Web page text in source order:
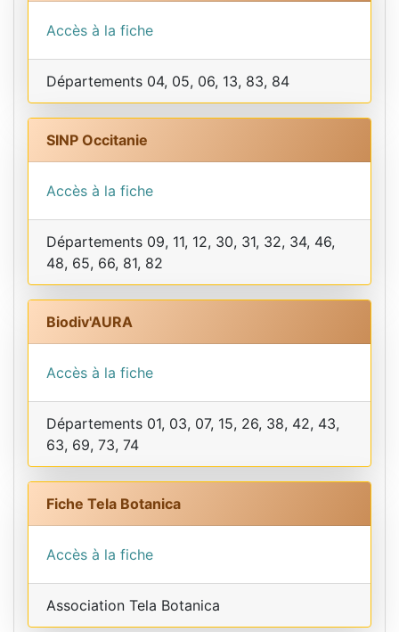
Accès à la fiche
Départements 04, 05, 06, 13, 83, 84
SINP Occitanie
Accès à la fiche
Départements 09, 11, 12, 30, 31, 32, 34, 46,
48, 65, 66, 81, 82
Biodiv'AURA
Accès à la fiche
Départements 01, 03, 07, 15, 26, 38, 42, 43,
63, 69, 73, 74
Fiche Tela Botanica
Accès à la fiche
Association Tela Botanica